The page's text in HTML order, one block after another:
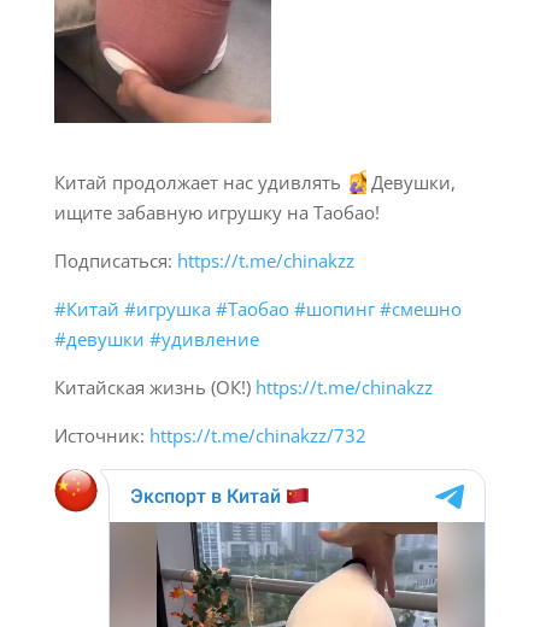
Китай продолжает нас удивлять
Девушки,
ищите забавную игрушку на Таобао!
Подписаться: https://t.me/chinakzz
#Китай #игрушка #Таобао #шопинг #смешно
#девушки #удивление
Китайская жизнь (ОК!) https://t.me/chinakzz
Источник: https://t.me/chinakzz/732